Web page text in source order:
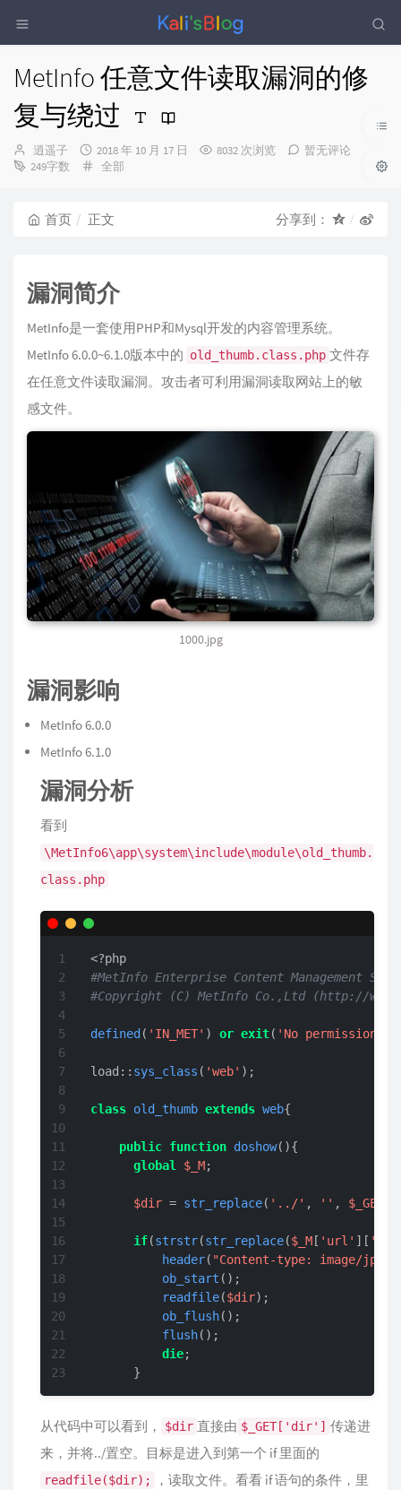
MetInfo 任意文件读取漏洞的修
复与绕过
博
主：
逍遥子
发
布
2018 年 10 月 17 日 8032 次浏览
暂无评论
249字数
分
全部
首页 正文 分享到：
漏洞简介
MetInfo是一套使用PHP和Mysql开发的内容管理系统。
MetInfo 6.0.0~6.1.0版本中的 old_thumb.class.php 文件存
在任意文件读取漏洞。攻击者可利用漏洞读取网站上的敏
感文件。
1000.jpg
漏洞影响
MetInfo 6.0.0
MetInfo 6.1.0
漏洞分析
看到
\MetInfo6\app\system\include\module\old_thumb.
class.php
<?php
#MetInfo Enterprise Content Management
#Copyright (C) MetInfo Co.,Ltd (http://
defined ( 'IN_MET' ) or exit( 'No permission'
load:: sys_class ( 'web' );
class old_thumb extends web{
public function doshow( ){
global
$_M;
$dir = str_replace( '../' , '' , $_GET
if(strstr(str_replace($_M [ 'url' ][
header( "Content-type: image/jpeg"
ob_start ();
readfile($dir);
ob_flush();
flush();
die;
      }
从代码中可以看到， $dir 直接由 $_GET['dir'] 传递进
来，并将../置空。目标是进入到第一个 if 里面的
readfile($dir);
，读取文件。看看 if 语句的条件，里